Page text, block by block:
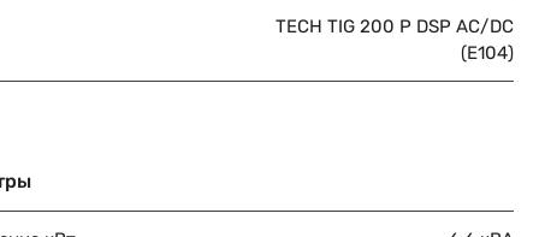
TECH TIG 200 P DSP AC/DC
(E104)